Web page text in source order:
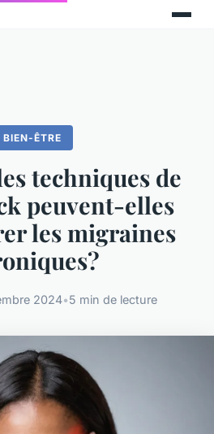
BIEN-ÊTRE
techniques de
peuvent-elles
les migraines
2024•5 min de lecture